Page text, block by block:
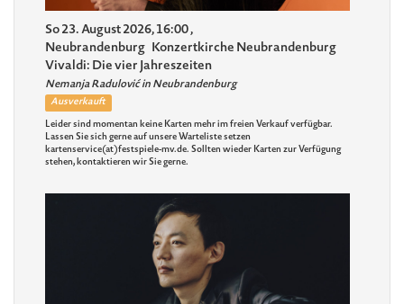
So 23. August 2026, 16:00,
Neubrandenburg Konzertkirche Neubrandenburg
Vivaldi: Die vier Jahreszeiten
Nemanja Radulović in Neubrandenburg
Ausverkauft
Leider sind momentan keine Karten mehr im freien Verkauf verfügbar.
Lassen Sie sich gerne auf unsere Warteliste setzen
kartenservice(at)festspiele-mv.de. Sollten wieder Karten zur Verfügung
stehen, kontaktieren wir Sie gerne.